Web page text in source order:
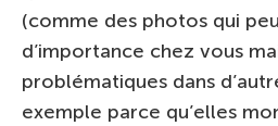
(comme des photos qui
d’importance chez vous
problématiques dans
exemple parce qu’elles